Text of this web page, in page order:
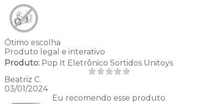
Ótimo escolha
Produto legal e interativo
Produto:Pop It Eletrônico Sortidos Unitoys
Beatriz C.
03/01/2024
Eu recomendo esse produto.